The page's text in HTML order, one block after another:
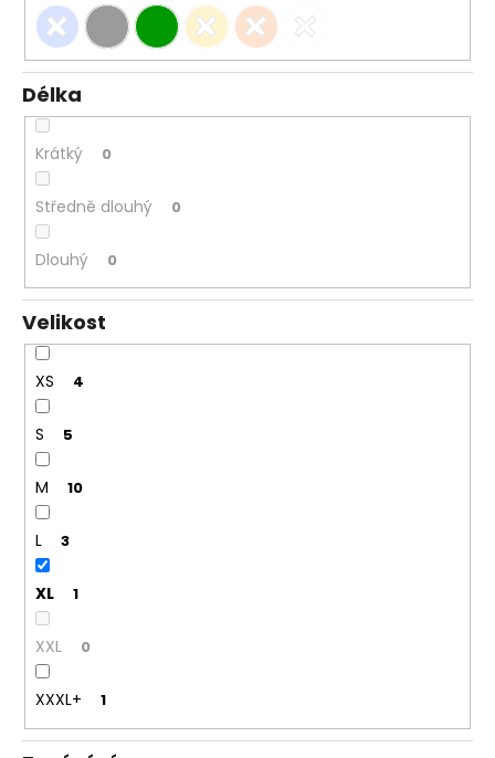
Délka
Krátký 0
Středně dlouhý 0
Dlouhý 0
Velikost
XS 4
S 5
M 10
L 3
XL 1
XXL 0
XXXL+ 1